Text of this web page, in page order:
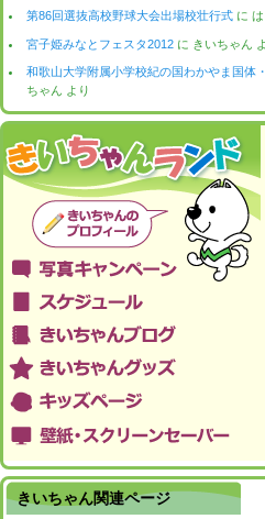
第86回選抜高校野球大会出場校壮行式 に
宮子姫みなとフェスタ2012 に きいちゃん
和歌山大学附属小学校紀の国わかやま国体
ちゃん より
きいちゃん関連ページ